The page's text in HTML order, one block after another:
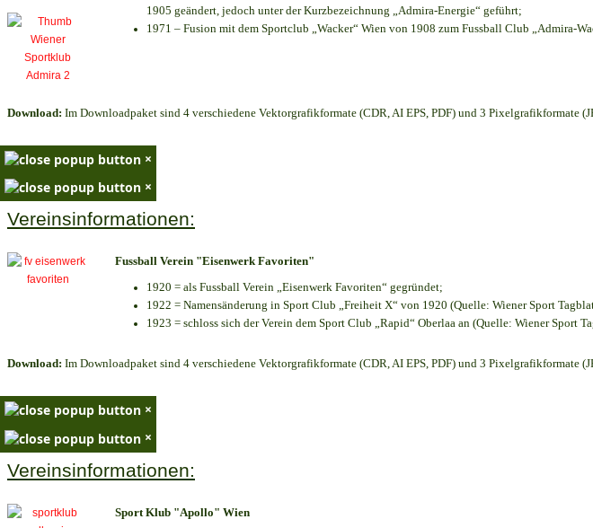
1905 geändert, jedoch unter der Kurzbezeichnung „Admira-Energie“ geführt;
1971 – Fusion mit dem Sportclub „Wacker“ Wien von 1908 zum Fussball Club „Admira-
Download: Im Downloadpaket sind 4 verschiedene Vektorgrafikformate (CDR, AI EPS, PDF) und 3 Pixelgrafikformate
×
×
Vereinsinformationen:
Fussball Verein "Eisenwerk Favoriten"
1920 = als Fussball Verein „Eisenwerk Favoriten“ gegründet;
1922 = Namensänderung in Sport Club „Freiheit X“ von 1920 (Quelle: Wiener Sport
1923 = schloss sich der Verein dem Sport Club „Rapid“ Oberlaa an (Quelle: Wiener Sport
Download: Im Downloadpaket sind 4 verschiedene Vektorgrafikformate (CDR, AI EPS, PDF) und 3 Pixelgrafikformate
×
×
Vereinsinformationen:
Sport Klub "Apollo" Wien